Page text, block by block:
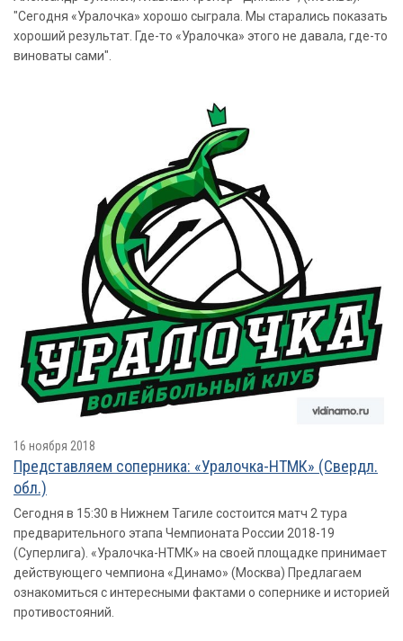
"Сегодня «Уралочка» хорошо сыграла. Мы старались показать
хороший результат. Где-то «Уралочка» этого не давала, где-то
виноваты сами".
16 ноября 2018
Представляем соперника: «Уралочка-НТМК» (Свердл.
обл.)
Сегодня в 15:30 в Нижнем Тагиле состоится матч 2 тура
предварительного этапа Чемпионата России 2018-19
(Суперлига). «Уралочка-НТМК» на своей площадке принимает
действующего чемпиона «Динамо» (Москва) Предлагаем
ознакомиться с интересными фактами о сопернике и историей
противостояний.